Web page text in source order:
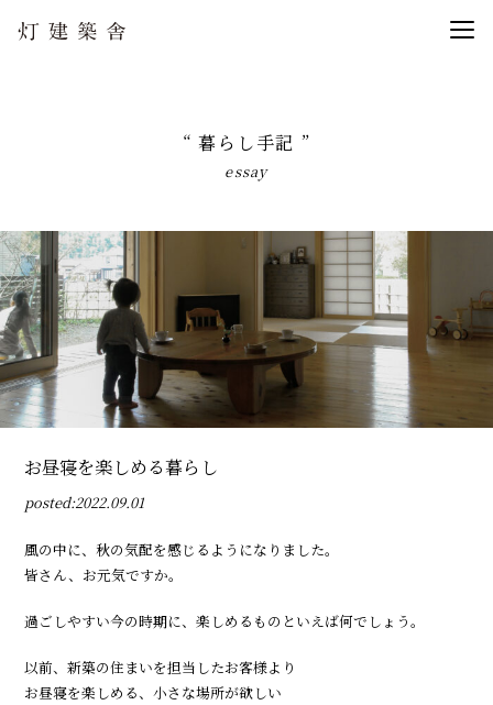
“ 暮らし手記 ”
essay
お昼寝を楽しめる暮らし
posted:2022.09.01
風の中に、秋の気配を感じるようになりました。
皆さん、お元気ですか。
過ごしやすい今の時期に、楽しめるものといえば何でしょう。
以前、新築の住まいを担当したお客様より
お昼寝を楽しめる、小さな場所が欲しい